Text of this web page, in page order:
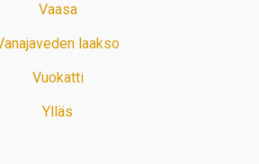
Vaasa
laakso
Vuokatti
Ylläs